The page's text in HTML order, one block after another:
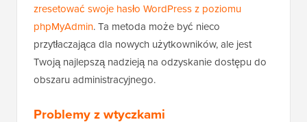
zresetować swoje hasło WordPress z poziomu
phpMyAdmin. Ta metoda może być nieco
przytłaczająca dla nowych użytkowników, ale jest
Twoją najlepszą nadzieją na odzyskanie dostępu do
obszaru administracyjnego.
Problemy z wtyczkami